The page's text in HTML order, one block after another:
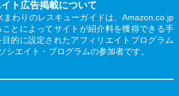
ト広告掲載について
まわりのレスキューガイドは、Amazon.co.jp
とによってサイトが紹介料を獲得できる手
的に設定されたアフィリエイトプログラム
シエイト・プログラムの参加者です。